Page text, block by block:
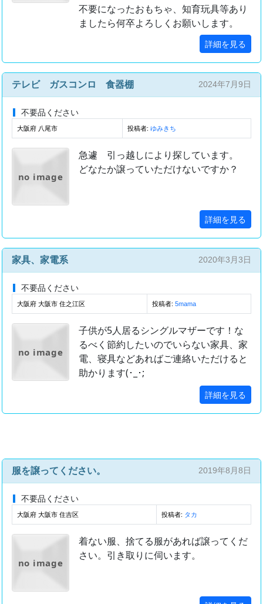
不要になったおもちゃ、知育玩具等あり
ましたら何卒よろしくお願いします。
詳細を見る
テレビ ガスコンロ 食器棚 2024年7月9日
不要品ください
大阪府 八尾市 投稿者: ゆみきち
no image
急遽 引っ越しにより探しています。
どなたか譲っていただけないですか？
詳細を見る
家具、家電系 2020年3月3日
不要品ください
大阪府 大阪市 住之江区 投稿者: 5mama
no image
子供が5人居るシングルマザーです！な
るべく節約したいのでいらない家具、家
電、寝具などあればご連絡いただけると
助かります(･_･;
詳細を見る
服を譲ってください。 2019年8月8日
不要品ください
大阪府 大阪市 住吉区 投稿者: タカ
no image
着ない服、捨てる服があれば譲ってくだ
さい。引き取りに伺います。